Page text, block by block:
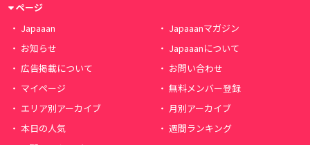
ページ
Japaaan
Japaaanマガジン
お知らせ
Japaaanについて
広告掲載について
お問い合わせ
マイページ
無料メンバー登録
エリア別アーカイブ
月別アーカイブ
本日の人気
週間ランキング